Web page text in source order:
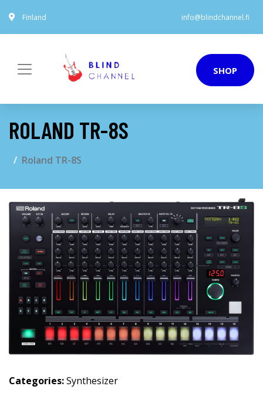
Finland info@blindchannel.fi
SHOP
ROLAND TR-8S
Roland TR-8S
Categories:Synthesizer